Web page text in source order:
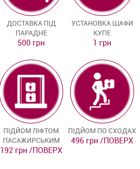
ДОСТАВКА ПІД
ПАРАДНЕ
500 грн
УСТАНОВКА ШАФИ
КУПЕ
1 грн
ПІДЙОМ ЛІФТОМ
ПАСАЖИРСЬКИМ
192 грн /ПОВЕРХ
ПІДЙОМ ПО СХОДАХ
496 грн /ПОВЕРХ